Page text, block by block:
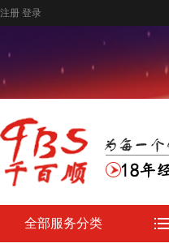
注册 登录
全部服务分类